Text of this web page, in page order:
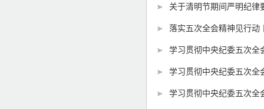
关于清明节期间严明纪律
落实五次全会精神见行动
学习贯彻中央纪委五次全
学习贯彻中央纪委五次全
学习贯彻中央纪委五次全